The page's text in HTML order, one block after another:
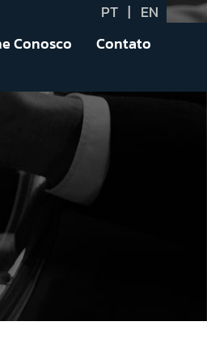
PT | EN
Conosco Contato